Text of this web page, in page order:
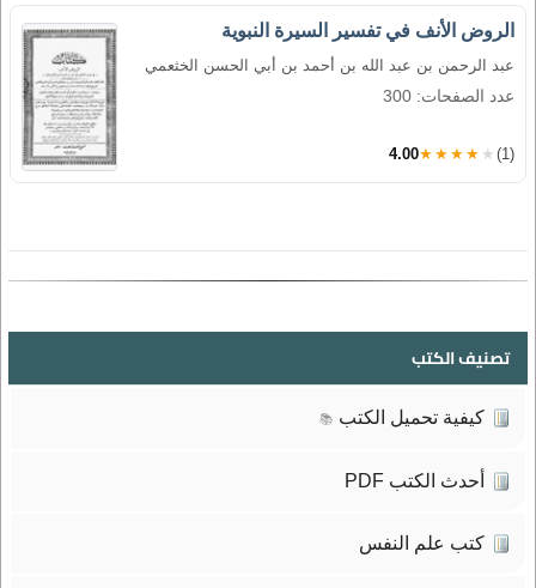
الروض الأنف في تفسير السيرة النبوية
عبد الرحمن بن عبد الله بن أحمد بن أبي الحسن الخثعمي
عدد الصفحات: 300
4.00★★★★★ (1)
تصنيف الكتب
كيفية تحميل الكتب 📚
أحدث الكتب PDF
كتب علم النفس